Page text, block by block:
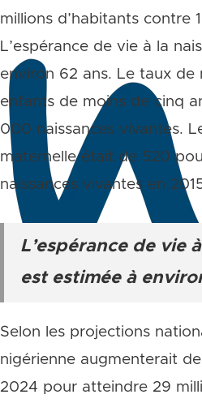
millions d’habitants contre
L’espérance de vie à la
environ 62 ans. Le taux de
enfants de moins de cinq
000 naissances vivantes.
maternelle était de 520
naissances vivantes en
L’espérance de vie
est estimée à
Selon les projections
nigérienne augmenterait
2024 pour atteindre 29